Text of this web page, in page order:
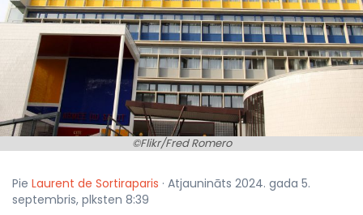
©Flikr/Fred Romero
Pie Laurent de Sortiraparis · Atjaunināts 2024. gada 5.
septembris, plksten 8:39